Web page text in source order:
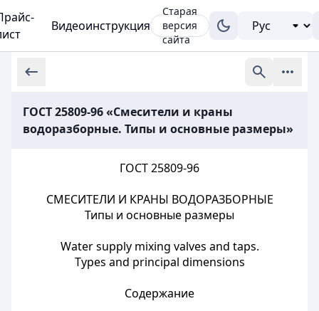
Видеоинструкция
Старая
версия
сайта
ГОСТ 25809-96 «Смесители и краны
водоразборные. Типы и основные размеры»
ГОСТ 25809-96
СМЕСИТЕЛИ И КРАНЫ ВОДОРАЗБОРНЫЕ
Типы и основные размеры
Water supply mixing valves and taps.
Types and principal dimensions
Содержание